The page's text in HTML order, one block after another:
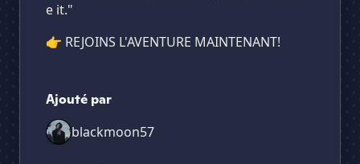
e it."
👉 REJOINS L'AVENTURE MAINTENANT!
Ajouté par
blackmoon57